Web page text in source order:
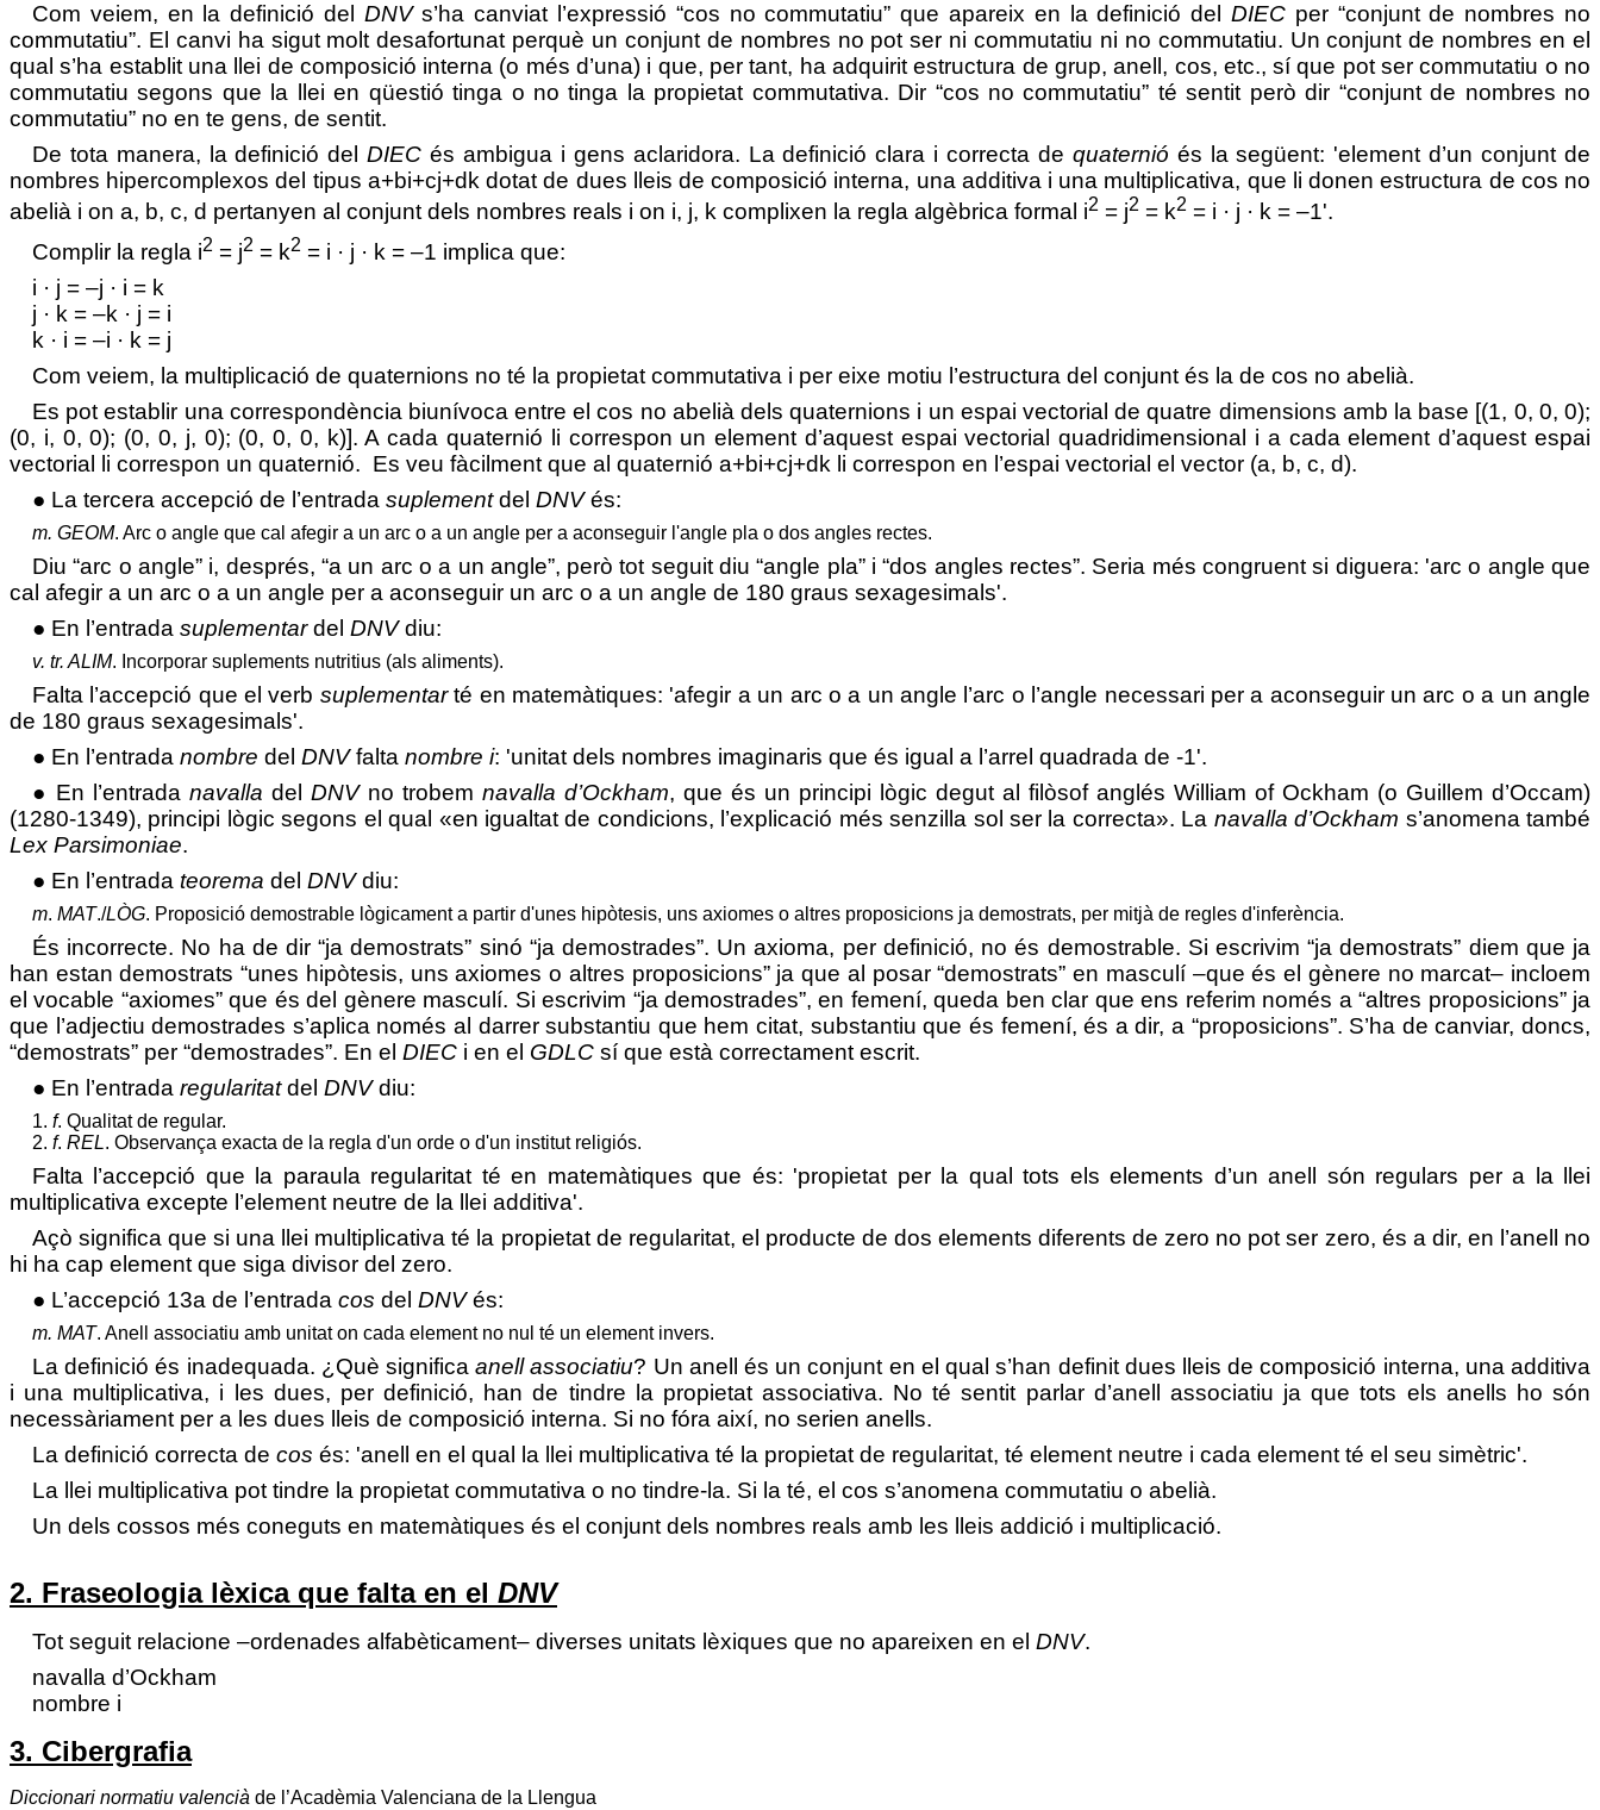
Com veiem, en la definició del DNVs’ha canviat l’expressió “cos no commutatiu” que apareix en la definició delDIEC per “conjunt de nombres no
commutatiu”. El canvi ha sigut molt desafortunat perquè un conjunt de nombres no pot ser ni commutatiu ni no commutatiu. Un conjunt de nombres en el
qual s’ha establit una llei de composició interna (o més d’una) i que, per tant, ha adquirit estructura de grup, anell, cos, etc., sí que pot ser commutatiu o no
commutatiu segons que la llei en qüestió tinga o no tinga la propietat commutativa. Dir “cos no commutatiu” té sentit però dir “conjunt de nombres no
commutatiu” no en te gens, de sentit.
De tota manera, la definició delDIEC és ambigua i gens aclaridora. La definició clara i correcta de quaternió és la següent: 'element d’un conjunt de
nombres hipercomplexos del tipus a+bi+cj+dk dotat de dues lleis de composició interna, una additiva i una multiplicativa, que li donen estructura de cos no
abelià i on a, b, c, d pertanyen al conjunt dels nombres reals i on i, j, k complixen la regla algèbrica formal i2 = j2 = k2 = i · j · k = –1'.
Complir la regla i2= j2= k2= i · j · k = –1 implica que:
i · j = –j · i = k
j · k = –k · j = i
k · i = –i · k = j
Com veiem, la multiplicació de quaternions no té la propietat commutativa i per eixe motiu l’estructura del conjunt és la de cos no abelià.
Es pot establir una correspondència biunívoca entre el cos no abelià dels quaternions i un espai vectorial de quatre dimensions amb la base [(1, 0, 0, 0);
(0, i, 0, 0); (0, 0, j, 0); (0, 0, 0, k)]. A cada quaternió li correspon un element d’aquest espai vectorial quadridimensional i a cada element d’aquest espai
vectorial li correspon un quaternió. Es veu fàcilment que al quaternió a+bi+cj+dk li correspon en l’espai vectorial el vector (a, b, c, d).
● La tercera accepció de l’entrada suplementdel DNVés:
m. GEOM. Arc o angle que cal afegir a un arc o a un angle per a aconseguir l'angle pla o dos angles rectes.
Diu “arc o angle” i, després, “a un arc o a un angle”, però tot seguit diu “angle pla” i “dos angles rectes”. Seria més congruent si diguera: 'arc o angle que
cal afegir a un arc o a un angle per a aconseguir un arc o a un angle de 180 graus sexagesimals'.
● En l’entrada suplementardel DNVdiu:
v. tr.ALIM. Incorporar suplements nutritius (als aliments).
Falta l’accepció que el verb suplementarté en matemàtiques: 'afegir a un arc o a un angle l’arc o l’angle necessari per a aconseguir un arc o a un angle
de 180 graus sexagesimals'.
● En l’entrada nombre del DNVfalta nombre i: 'unitat dels nombres imaginaris que és igual a l’arrel quadrada de -1'.
● En l’entrada navalla del DNVno trobem navalla d’Ockham, que és un principi lògic degut al filòsof anglésWilliam of Ockham (o Guillem d’Occam)
(1280-1349), principi lògicsegons el qual «en igualtat de condicions, l’explicació més senzilla sol ser la correcta». La navalla d’Ockham s’anomena també
Lex Parsimoniae.
● En l’entrada teorema del DNVdiu:
m. MAT./LÒG. Proposició demostrable lògicament a partir d'unes hipòtesis, uns axiomes o altres proposicions ja demostrats, per mitjà de regles d'inferència.
És incorrecte. No ha de dir “ja demostrats” sinó “ja demostrades”. Un axioma, per definició, no és demostrable. Si escrivim“ja demostrats” diem que ja
han estan demostrats “unes hipòtesis, uns axiomes o altres proposicions” ja que al posar “demostrats” en masculí –que és el gènere no marcat– incloem
el vocable “axiomes” que és del gènere masculí. Si escrivim “ja demostrades”, en femení, queda ben clar que ens referim només a “altres proposicions” ja
que l’adjectiu demostrades s’aplica només al darrer substantiu que hem citat, substantiu que és femení, és a dir, a “proposicions”. S’ha de canviar, doncs,
“demostrats” per “demostrades”. En el DIEC i en el GDLC sí que està correctament escrit.
● En l’entrada regularitatdel DNVdiu:
1. f. Qualitat de regular.
2. f. REL. Observança exacta de la regla d'un orde o d'un institut religiós.
Falta l’accepció que la paraula regularitat té en matemàtiques que és: 'propietat per la qual tots els elements d’un anell són regulars per a la llei
multiplicativa excepte l’element neutre de la llei additiva'.
Açò significa que si una llei multiplicativa té la propietat de regularitat, el producte de dos elements diferents de zero no pot ser zero, és a dir, en l’anell no
hi ha cap element que siga divisor del zero.
● L’accepció 13a de l’entrada cos del DNVés:
m. MAT. Anell associatiu amb unitat on cada element no nul té un element invers.
La definició és inadequada. ¿Què significaanell associatiu? Un anell és un conjunten el qual s’han definit dues lleis de composició interna, una additiva
i una multiplicativa, i les dues, per definició, han de tindre la propietat associativa. No té sentit parlar d’anell associatiu ja que tots els anells ho són
necessàriament per a les dues lleis de composició interna. Si no fóra així, no serien anells.
La definició correcta de cos és: 'anell en el qual la llei multiplicativa té la propietat de regularitat, té element neutre i cada element té el seu simètric'.
La llei multiplicativa pot tindre la propietat commutativa o no tindre-la. Si la té, el cos s’anomena commutatiu o abelià.
Un dels cossos més coneguts en matemàtiques és el conjunt dels nombres reals amb les lleis addició i multiplicació.
2. Fraseologia lèxica que falta en el DNV
Tot seguit relacione –ordenades alfabèticament– diverses unitats lèxiques que no apareixen en el DNV.
navalla d’Ockham
nombre i
3. Cibergrafia
Diccionari normatiu valencià de l’Acadèmia Valenciana de la Llengua